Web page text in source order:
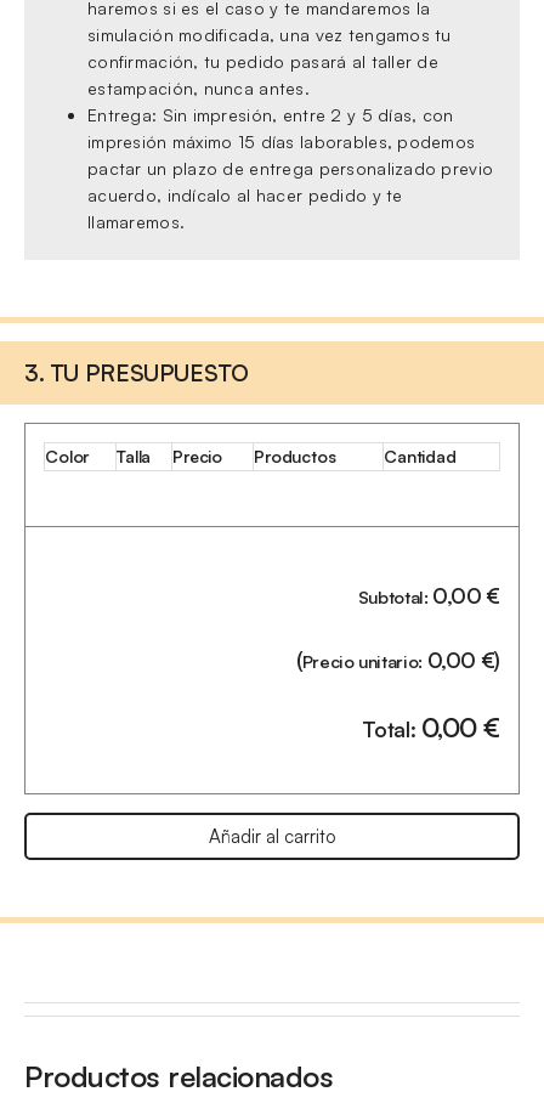
haremos si es el caso y te mandaremos la
simulación modificada, una vez tengamos tu
confirmación, tu pedido pasará al taller de
estampación, nunca antes.
Entrega: Sin impresión, entre 2 y 5 días, con
impresión máximo 15 días laborables, podemos
pactar un plazo de entrega personalizado previo
acuerdo, indícalo al hacer pedido y te
llamaremos.
3. TU PRESUPUESTO
Color Talla Precio Productos Cantidad
Subtotal: 0,00€
(Precio unitario: 0,00 €)
Total: 0,00€
Añadir al carrito
Productos relacionados